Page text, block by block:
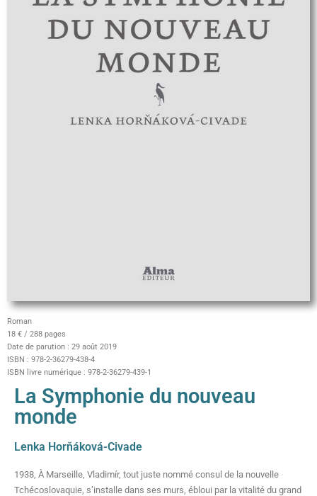
Roman
18 € / 288 pages
Date de parution : 29 août 2019
ISBN : 978-2-36279-438-4
ISBN livre numérique : 978-2-36279-439-1
La Symphonie du nouveau
monde
Lenka Horňáková-Civade
1938, À Marseille, Vladimír, tout juste nommé consul de la nouvelle
Tchécoslovaquie, s’installe dans ses murs, ébloui par la vitalité du grand